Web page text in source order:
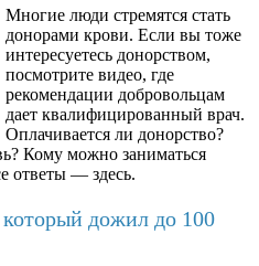
Многие люди стремятся стать
донорами крови. Если вы тоже
интересуетесь донорством,
посмотрите видео, где
рекомендации добровольцам
дает квалифицированный врач.
Оплачивается ли донорство?
Кому можно заниматься
ответы — здесь.
дожил до 100